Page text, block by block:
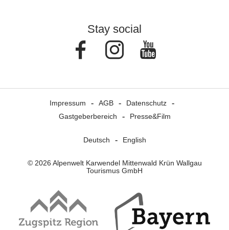
Stay social
FacebookInstagram
Impressum AGB
Datenschutz
Gastgeberbereich
Presse&Film
Deutsch English
© 2026 Alpenwelt Karwendel Mittenwald Krün Wallgau
Tourismus GmbH